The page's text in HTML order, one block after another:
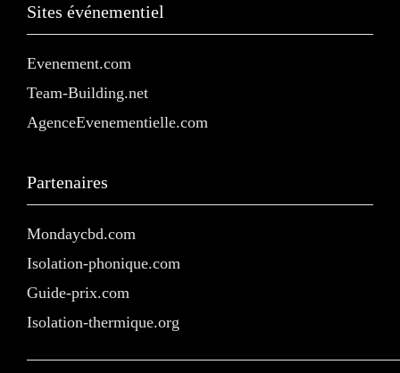
Sites événementiel
Evenement.com
Team-Building.net
AgenceEvenementielle.com
Partenaires
Mondaycbd.com
Isolation-phonique.com
Guide-prix.com
Isolation-thermique.org